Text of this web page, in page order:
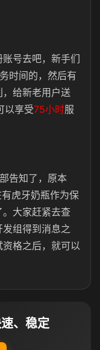
号去吧，新手们
时间的，然后有
给新老用户送
以享受75小时服
告知了，原本
虎牙奶瓶作为保
大家赶紧去查
组得到消息之
格之后，就可以
、稳定